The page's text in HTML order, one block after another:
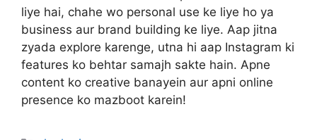
liye hai, chahe wo personal use ke liye ho ya
business aur brand building ke liye. Aap jitna
zyada explore karenge, utna hi aap Instagram ki
features ko behtar samajh sakte hain. Apne
content ko creative banayein aur apni online
presence ko mazboot karein!